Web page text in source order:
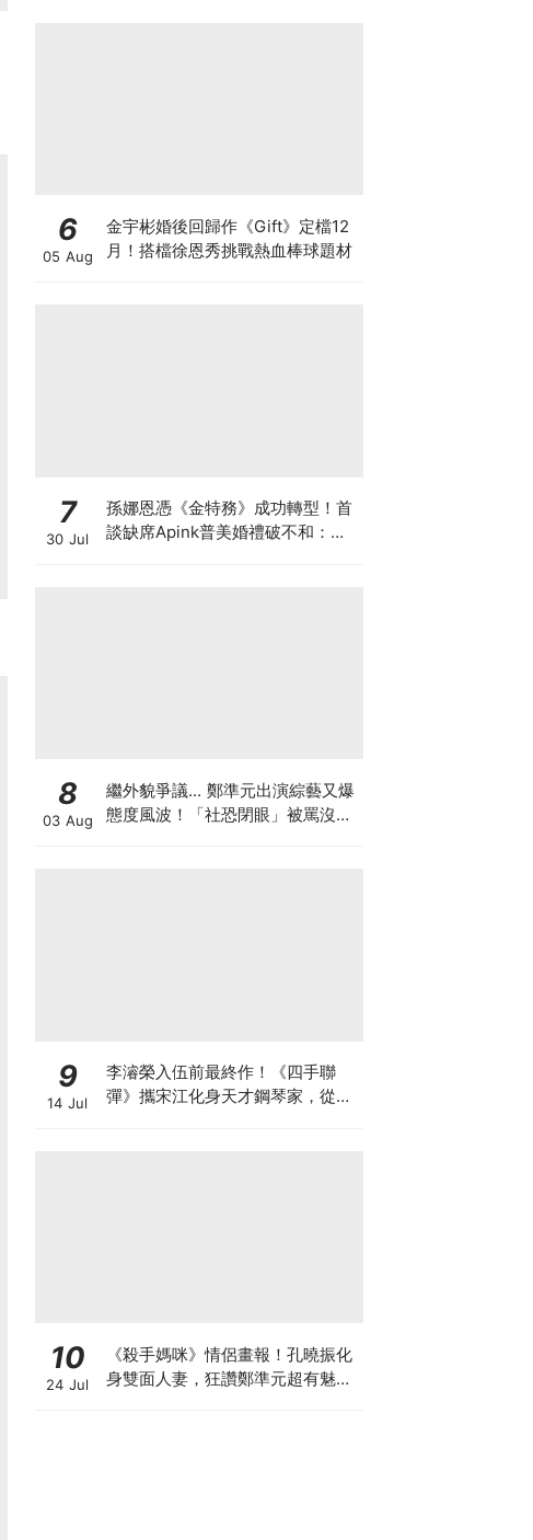
6
05 Aug
金宇彬婚後回歸作《Gift》定檔12
月！搭檔徐恩秀挑戰熱血棒球題材
7
30 Jul
孫娜恩憑《金特務》成功轉型！首
談缺席Apink普美婚禮破不和：為
8
03 Aug
繼外貌爭議... 鄭準元出演綜藝又爆
態度風波！「社恐閉眼」被罵沒誠
9
14 Jul
李濬榮入伍前最終作！《四手聯
彈》攜宋江化身天才鋼琴家，從宿
10
24 Jul
《殺手媽咪》情侶畫報！孔曉振化
身雙面人妻，狂讚鄭準元超有魅